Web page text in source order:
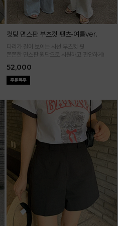
컷팅 면스판 부츠컷 팬츠-여름ver.
다리가 길어 보이는 사선 부츠컷 핏
쫀쫀한 면스판 원단으로 시원하고 편안하게!
52,000